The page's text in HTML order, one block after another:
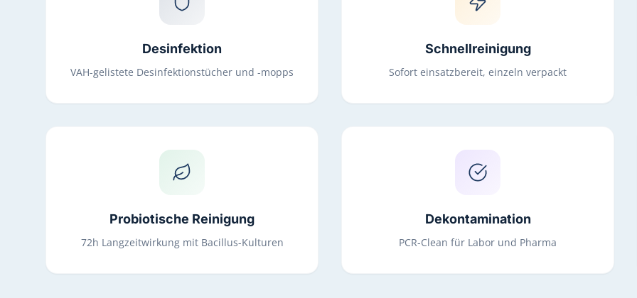
Desinfektion
VAH-gelistete Desinfektionstücher und -mopps
Schnellreinigung
Sofort einsatzbereit, einzeln verpackt
Probiotische Reinigung
72h Langzeitwirkung mit Bacillus-Kulturen
Dekontamination
PCR-Clean für Labor und Pharma